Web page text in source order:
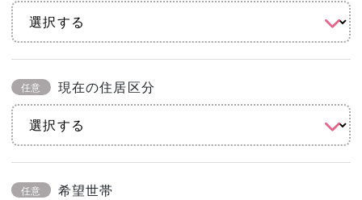
任意 現在の住居区分
任意 希望世帯